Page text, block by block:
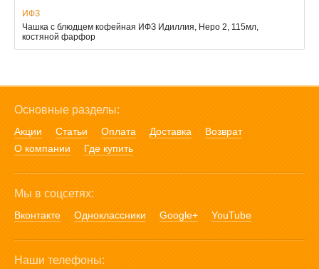
ИФЗ
Чашка с блюдцем кофейная ИФЗ Идиллия, Неро 2, 115мл,
костяной фарфор
Основные разделы:
Акции Статьи Оплата Доставка
Возврат
О компании
Где купить
Мы в соцсетях:
Вконтакте Одноклассники Google+ YouTube
Наши телефоны: